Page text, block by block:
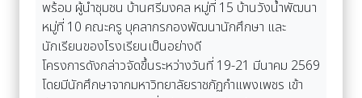
พร้อม ผู้นำชุมชน บ้านศรีมงคล หมู่ที่ 15 บ้านวังน้ำพัฒนา
หมู่ที่ 10 คณะครู บุคลากรกองพัฒนานักศึกษา และ
นักเรียนของโรงเรียนเป็นอย่างดี
โครงการดังกล่าวจัดขึ้นระหว่างวันที่ 19-21 มีนาคม 2569
โดยมีนักศึกษาจากมหาวิทยาลัยราชภัฏกำแพงเพชร เข้า